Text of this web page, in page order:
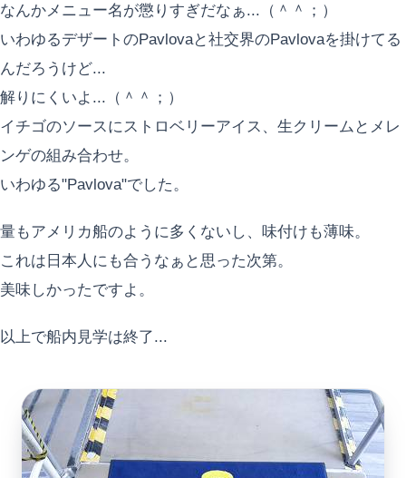
なんかメニュー名が懲りすぎだなぁ...（＾＾；）
いわゆるデザートのPavlovaと社交界のPavlovaを掛けてる
んだろうけど...
解りにくいよ...（＾＾；）
イチゴのソースにストロベリーアイス、生クリームとメレ
ンゲの組み合わせ。
いわゆる"Pavlova"でした。
量もアメリカ船のように多くないし、味付けも薄味。
これは日本人にも合うなぁと思った次第。
美味しかったですよ。
以上で船内見学は終了...